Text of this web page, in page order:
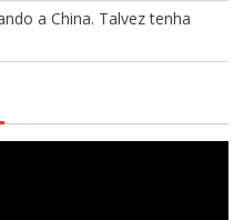
a China. Talvez tenha